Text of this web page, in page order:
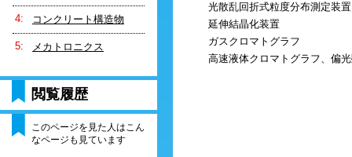
コンクリート構造物
メカトロニクス
閲覧履歴
このページを見た人はこん
なページも見ています
光散乱回折式粒度分布測定装置
延伸結晶化装置
ガスクロマトグラフ
高速液体クロマトグラフ、偏